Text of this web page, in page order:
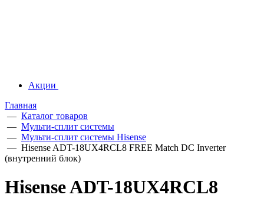
Акции
Главная
— Каталог товаров
— Мульти-сплит системы
— Мульти-сплит системы Hisense
— Hisense ADT-18UX4RCL8 FREE Match DC Inverter
(внутренний блок)
Hisense ADT-18UX4RCL8